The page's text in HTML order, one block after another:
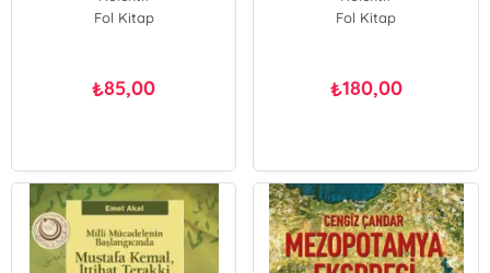
Fol Kitap
₺85,00
Fol Kitap
₺180,00